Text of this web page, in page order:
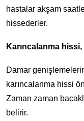
hastalar akşam
hissederler.
Karıncalanma
Damar
karıncalanma hissi
Zaman zaman
belirir.